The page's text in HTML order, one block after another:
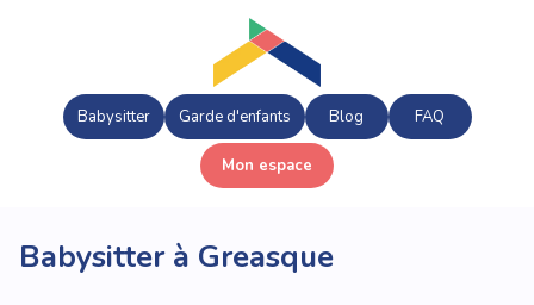
Babysitter Garde d'enfants Blog FAQ
Mon espace
Babysitter à Greasque